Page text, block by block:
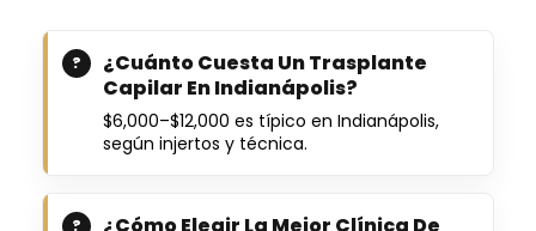
¿Cuánto Cuesta Un Trasplante
Capilar En Indianápolis?
$6,000–$12,000 es típico en Indianápolis,
según injertos y técnica.